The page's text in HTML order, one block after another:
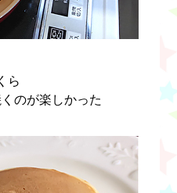
ら
のが楽しかった